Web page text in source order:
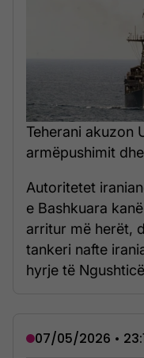
Teherani akuzon
armëpushimit
Autoritetet
e Bashkuara
arritur më herët,
tankeri nafte
hyrje të
07/05/2026 •